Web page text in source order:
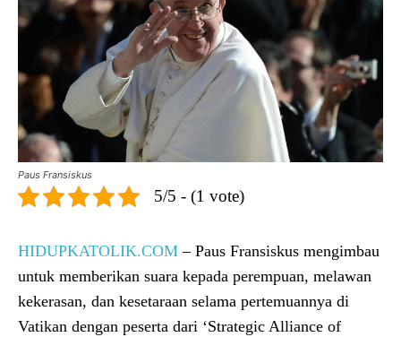
Paus Fransiskus
5/5 - (1 vote)
HIDUPKATOLIK.COM – Paus Fransiskus mengimbau
untuk memberikan suara kepada perempuan, melawan
kekerasan, dan kesetaraan selama pertemuannya di
Vatikan dengan peserta dari ‘Strategic Alliance of